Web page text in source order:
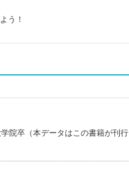
う！
院卒（本データはこの書籍が刊行